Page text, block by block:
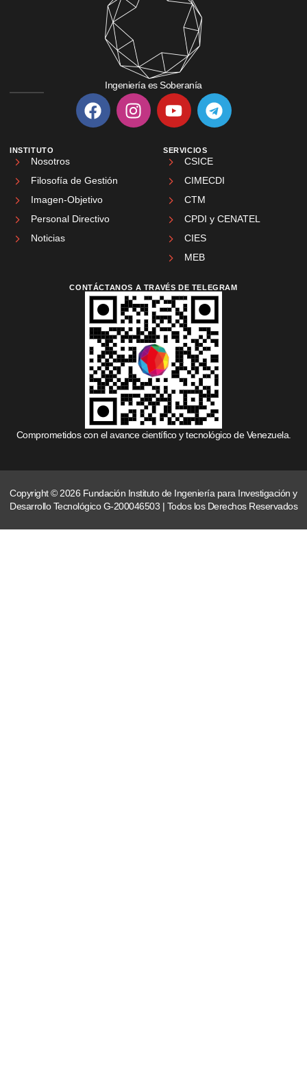
Ingeniería es Soberanía
INSTITUTO
Nosotros
Filosofía de Gestión
Imagen-Objetivo
Personal Directivo
Noticias
SERVICIOS
CSICE
CIMECDI
CTM
CPDI y CENATEL
CIES
MEB
CONTÁCTANOS A TRAVÉS DE TELEGRAM
Comprometidos con el avance científico y tecnológico de Venezuela.
Copyright © 2026 Fundación Instituto de Ingeniería para Investigación y
Desarrollo Tecnológico G-200046503 | Todos los Derechos Reservados